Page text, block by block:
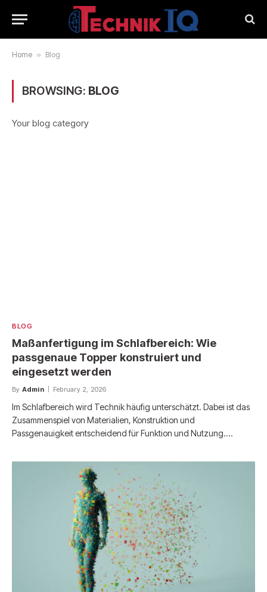
Home » Blog
BROWSING: BLOG
Your blog category
BLOG
Maßanfertigung im Schlafbereich: Wie
passgenaue Topper konstruiert und
eingesetzt werden
By Admin February 2, 2026
Im Schlafbereich wird Technik häufig unterschätzt. Dabei ist das
Zusammenspiel von Materialien, Konstruktion und
Passgenauigkeit entscheidend für Funktion und Nutzung.…